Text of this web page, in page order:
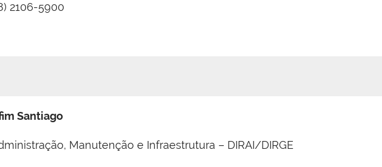
2106-5900
Santiago
Manutenção e Infraestrutura – DIRAI/DIRGE